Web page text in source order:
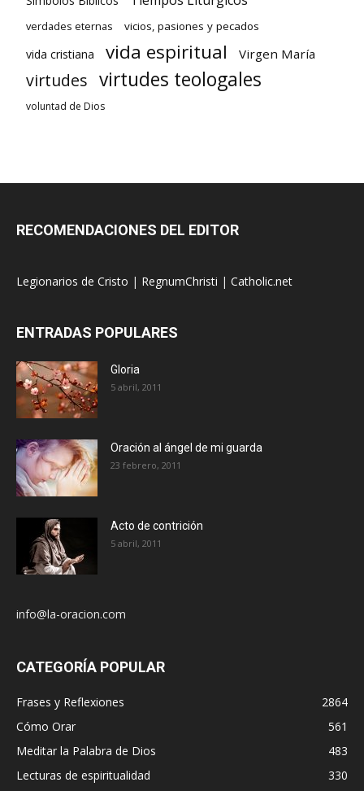
verdades eternas vicios, pasiones y pecados
vida cristiana vida espiritual Virgen María
virtudes virtudes teologales
voluntad de Dios
RECOMENDACIONES DEL EDITOR
Legionarios de Cristo | RegnumChristi | Catholic.net
ENTRADAS POPULARES
Gloria
5 abril, 2011
Oración al ángel de mi guarda
23 febrero, 2011
Acto de contrición
5 abril, 2011
info@la-oracion.com
CATEGORÍA POPULAR
Frases y Reflexiones
2864
Cómo Orar
561
Meditar la Palabra de Dios
483
Lecturas de espiritualidad
330